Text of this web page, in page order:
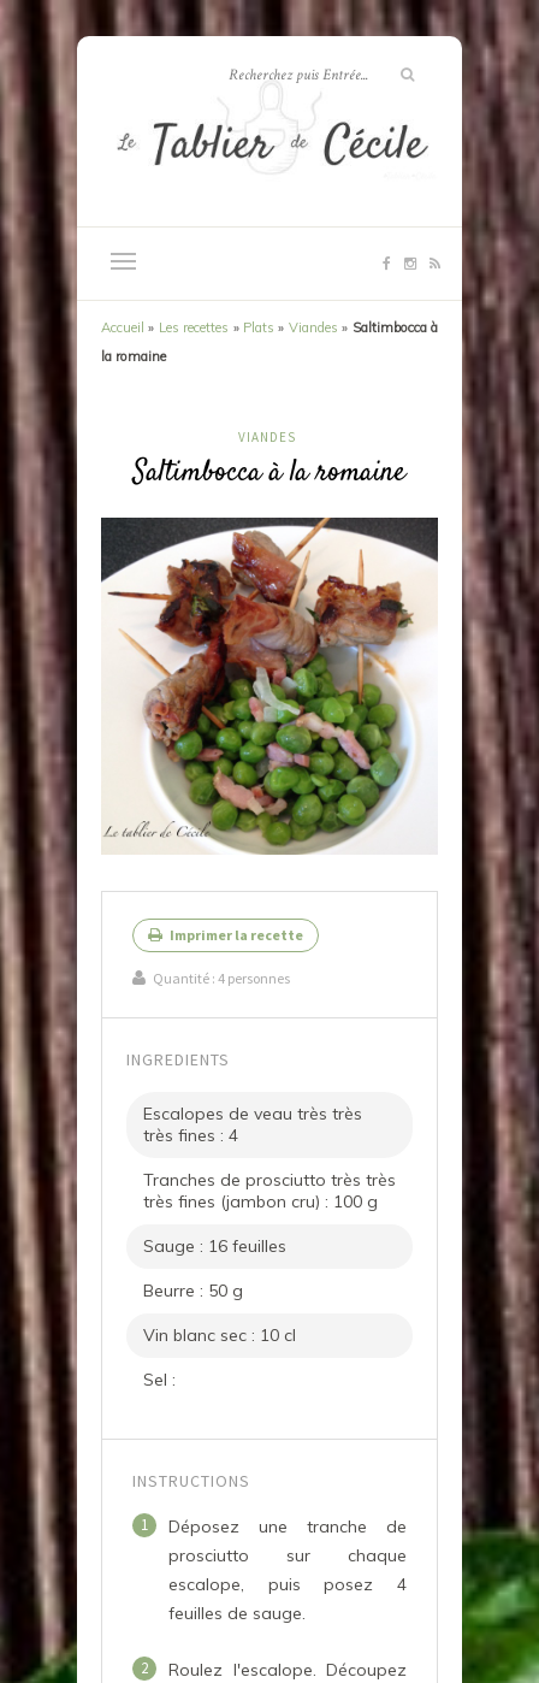
Accueil » Les recettes » Plats » Viandes » Saltimbocca à
la romaine
VIANDES
Saltimbocca à la romaine
Imprimer la recette
Quantité : 4 personnes
INGREDIENTS
Escalopes de veau très très
très fines : 4
Tranches de prosciutto très très
très fines (jambon cru) : 100 g
Sauge : 16 feuilles
Beurre : 50 g
Vin blanc sec : 10 cl
Sel :
INSTRUCTIONS
1
Déposez une tranche de
prosciutto sur chaque
escalope, puis posez 4
feuilles de sauge.
2
Roulez l'escalope. Découpez